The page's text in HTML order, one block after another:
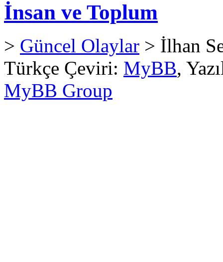
İnsan ve Toplum
> Güncel Olaylar > İlhan
Türkçe Çeviri: MyBB,
MyBB Group